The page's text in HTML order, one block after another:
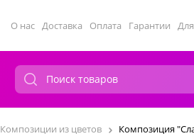
О нас Доставка Оплата Гарантии
Композиции из цветов Композиция